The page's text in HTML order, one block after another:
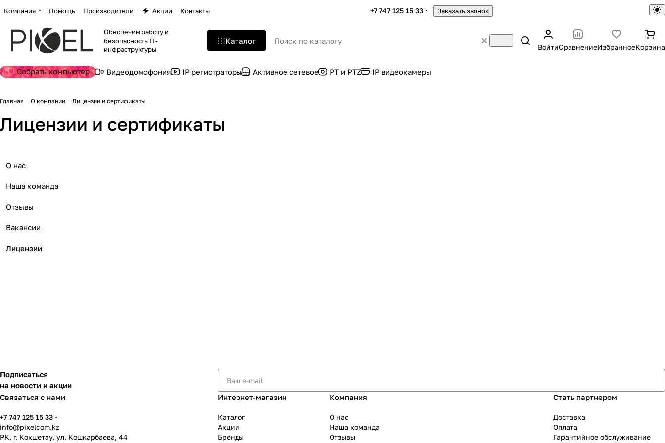
Компания Помощь Производители Акции Контакты +7 747 125 15 33 Заказать звонок
Обеспечим работу и
безопасность IT-
инфраструктуры
Каталог
ВойтиСравнениеИзбранноеКорзина
Собрать компьютер Видеодомофония IP регистраторы Активное сетевое PT и PTZ IP видеокамеры
Главная О компании Лицензии и сертификаты
Лицензии и сертификаты
О нас
Наша команда
Отзывы
Вакансии
Лицензии
Подписаться
на новости и акции
Связаться с нами
+7 747 125 15 33
info@pixelcom.kz
РК, г. Кокшетау, ул. Кошкарбаева, 44
Интернет-магазин
Каталог
Акции
Бренды
Компания
О нас
Наша команда
Отзывы
Стать партнером
Доставка
Оплата
Гарантийное обслуживание